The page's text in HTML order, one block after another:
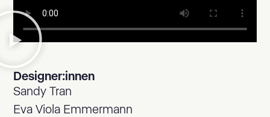
Designer:innen
Sandy Tran
Eva Viola Emmermann